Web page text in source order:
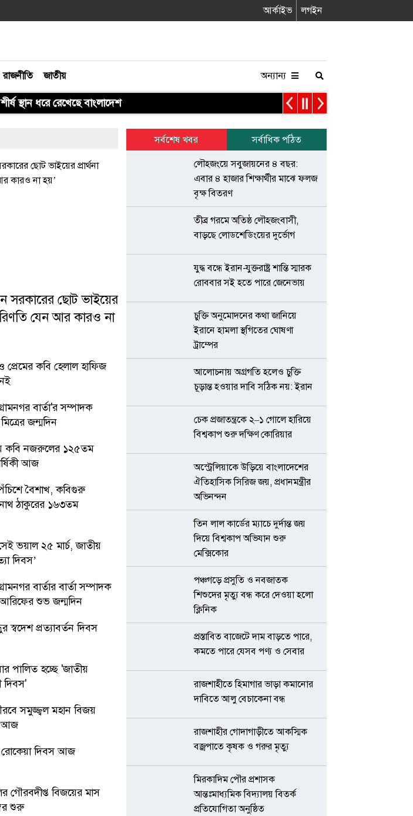
আর্কাইভ লগইন
রাজনীতি জাতীয় অন্যান্য
স্থান ধরে রেখেছে বাংলাদেশ
সরকারের ছোট ভাইয়ের
যেন আর কারও না
প্রেমের কবি হেলাল হাফিজ
বার্তা'র সম্পাদক
জন্মদিন
কবি নজরুলের ১২৫তম
আজ
বৈশাখ, কবিগুরু
ঠাকুরের ১৬৩তম
ভয়াল ২৫ মার্চ, জাতীয়
দিবস’
বার্তার বার্তা সম্পাদক
শুভ জন্মদিন
স্বদেশ প্রত্যাবর্তন দিবস
পালিত হচ্ছে 'জাতীয়
দিবস'
সমুজ্জ্বল মহান বিজয়
আজ
দিবস আজ
গৌরবদীপ্ত বিজয়ের মাস
শুরু
সর্বশেষ খবর
সর্বাধিক পঠিত
লৌহজংয়ে সবুজায়নের ৪ বছর:
এবার ৪ হাজার শিক্ষার্থীর মাঝে ফলজ
বৃক্ষ বিতরণ
তীব্র গরমে অতিষ্ঠ লৌহজংবাসী,
বাড়ছে লোডশেডিংয়ের দুর্ভোগ
যুদ্ধ বন্ধে ইরান-যুক্তরাষ্ট্র শান্তি স্মারক
রোববার সই হতে পারে জেনেভায়
চুক্তি অনুমোদনের কথা জানিয়ে
ইরানে হামলা স্থগিতের ঘোষণা
ট্রাম্পের
আলোচনায় অগ্রগতি হলেও চুক্তি
চূড়ান্ত হওয়ার দাবি সঠিক নয়: ইরান
চেক প্রজাতন্ত্রকে ২–১ গোলে হারিয়ে
বিশ্বকাপ শুরু দক্ষিণ কোরিয়ার
অস্ট্রেলিয়াকে উড়িয়ে বাংলাদেশের
ঐতিহাসিক সিরিজ জয়, প্রধানমন্ত্রীর
অভিনন্দন
তিন লাল কার্ডের ম্যাচে দুর্দান্ত জয়
দিয়ে বিশ্বকাপ অভিযান শুরু
মেক্সিকোর
পঞ্চগড়ে প্রসুতি ও নবজাতক
শিশুদের মৃত্যু বন্ধ করে দেওয়া হলো
ক্লিনিক
প্রস্তাবিত বাজেটে দাম বাড়তে পারে,
কমতে পারে যেসব পণ্য ও সেবার
রাজশাহীতে হিমাগার ভাড়া কমানোর
দাবিতে আলু বেচাকেনা বন্ধ
রাজশাহীর গোদাগাড়ীতে আকস্মিক
বজ্রপাতে কৃষক ও গরুর মৃত্যু
মিরকাদিম পৌর প্রশাসক
আন্তঃমাধ্যমিক বিদ্যালয় বিতর্ক
প্রতিযোগিতা অনুষ্ঠিত